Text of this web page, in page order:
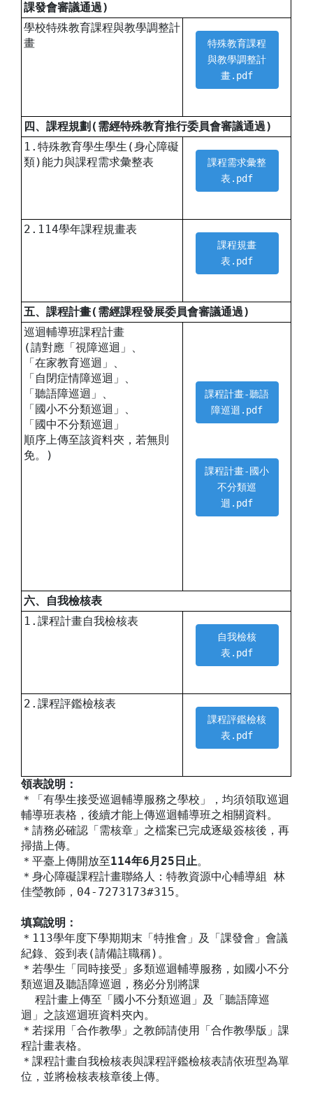
課發會審議通過)
學校特殊教育課程與教學調整計
畫
特殊教育課程
與教學調整計
畫.pdf
四、課程規劃(需經特殊教育推行委員會審議通過)
1.特殊教育學生學生(身心障礙
類)能力與課程需求彙整表
課程需求彙整
表.pdf
2.114學年課程規畫表
課程規畫
表.pdf
五、課程計畫(需經課程發展委員會審議通過)
巡迴輔導班課程計畫
(請對應「視障巡迴」、
「在家教育巡迴」、
「自閉症情障巡迴」、
「聽語障巡迴」、
「國小不分類巡迴」、
「國中不分類巡迴」
順序上傳至該資料夾，若無則
免。)
課程計畫-聽語
障巡迴.pdf
課程計畫-國小
不分類巡
迴.pdf
六、自我檢核表
1.課程計畫自我檢核表
自我檢核
表.pdf
2.課程評鑑檢核表
課程評鑑檢核
表.pdf
領表說明：
＊「有學生接受巡迴輔導服務之學校」，均須領取巡迴
輔導班表格，後續才能上傳巡迴輔導班之相關資料。
＊請務必確認「需核章」之檔案已完成逐級簽核後，再
掃描上傳。
＊平臺上傳開放至114年6月25日止。
＊身心障礙課程計畫聯絡人：特教資源中心輔導組 林
佳瑩教師，04-7273173#315。
填寫說明：
＊113學年度下學期期末「特推會」及「課發會」會議
紀錄、簽到表(請備註職稱)。
＊若學生「同時接受」多類巡迴輔導服務，如國小不分
類巡迴及聽語障巡迴，務必分別將課
程計畫上傳至「國小不分類巡迴」及「聽語障巡
迴」之該巡迴班資料夾內。
＊若採用「合作教學」之教師請使用「合作教學版」課
程計畫表格。
＊課程計畫自我檢核表與課程評鑑檢核表請依班型為單
位，並將檢核表核章後上傳。